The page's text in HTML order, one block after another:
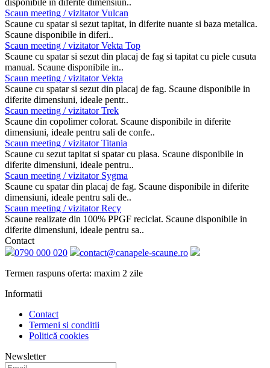
Scaun meeting / vizitator Vulcan
Scaune cu spatar si sezut tapitat, in diferite nuante si baza metalica.
Scaune disponibile in diferi..
Scaun meeting / vizitator Vekta Top
Scaune cu spatar si sezut din placaj de fag si tapitat cu piele cusuta
manual. Scaune disponibile in..
Scaun meeting / vizitator Vekta
Scaune cu spatar si sezut din placaj de fag. Scaune disponibile in
diferite dimensiuni, ideale pentr..
Scaun meeting / vizitator Trek
Scaune din copolimer colorat. Scaune disponibile in diferite
dimensiuni, ideale pentru sali de confe..
Scaun meeting / vizitator Titania
Scaune cu sezut tapitat si spatar cu plasa. Scaune disponibile in
diferite dimensiuni, ideale pentru..
Scaun meeting / vizitator Sygma
Scaune cu spatar din placaj de fag. Scaune disponibile in diferite
dimensiuni, ideale pentru sali de..
Scaun meeting / vizitator Recy
Scaune realizate din 100% PPGF reciclat. Scaune disponibile in
diferite dimensiuni, ideale pentru sa..
Contact
0790 000 020
contact@canapele-scaune.ro
Termen raspuns oferta: maxim 2 zile
Informatii
Contact
Termeni si conditii
Politică cookies
Newsletter